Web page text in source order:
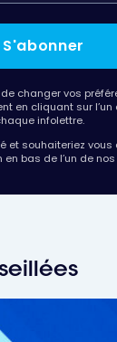
S'abonner
changer vos
en cliquant sur l’un
infolettre.
et souhaiteriez vous
bas de l’un de